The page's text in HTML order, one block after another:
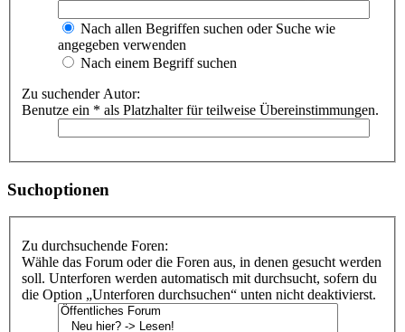
Nach allen Begriffen suchen oder Suche wie
angegeben verwenden
Nach einem Begriff suchen
Zu suchender Autor:
Benutze ein * als Platzhalter für teilweise Übereinstimmungen.
Suchoptionen
Zu durchsuchende Foren:
Wähle das Forum oder die Foren aus, in denen gesucht werden
soll. Unterforen werden automatisch mit durchsucht, sofern du
die Option „Unterforen durchsuchen“ unten nicht deaktivierst.